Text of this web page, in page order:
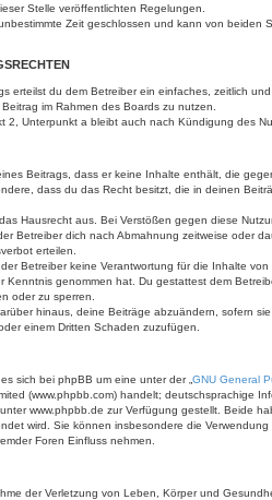
Stelle veröffentlichten Regelungen.
Zeit geschlossen und kann von beiden
erteilst du dem Betreiber ein einfaches, zeitlich
im Rahmen des Boards zu nutzen.
2, Unterpunkt a bleibt auch nach Kündigung des
Beitrags, dass er keine Inhalte enthält, die
dass du das Recht besitzt, die in deinen
Hausrecht aus. Bei Verstößen gegen diese
Betreiber dich nach Abmahnung zeitweise oder
erteilen.
Betreiber keine Verantwortung für die Inhalte
Kenntnis genommen hat. Du gestattest dem
oder zu sperren.
hinaus, deine Beiträge abzuändern, sofern
einem Dritten Schaden zuzufügen.
sich bei phpBB um eine unter der „ GNU General
(www.phpbb.com) handelt; deutschsprachige
www.phpbb.de zur Verfügung gestellt. Beide
wird. Sie können insbesondere die
Foren Einfluss nehmen.
der Verletzung von Leben, Körper und